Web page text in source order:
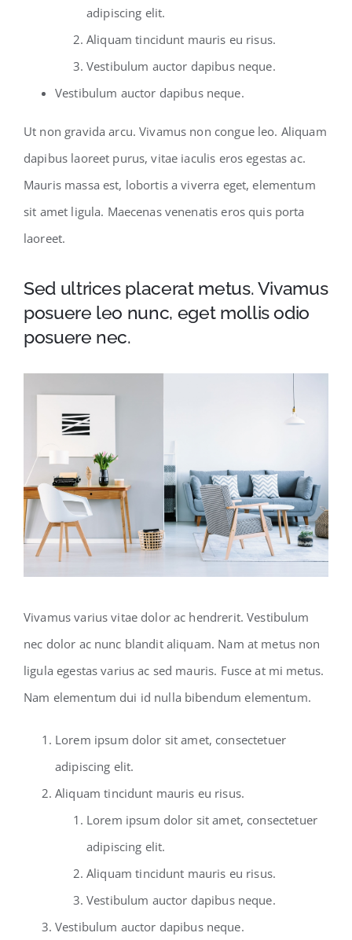
adipiscing elit.
Aliquam tincidunt mauris eu risus.
Vestibulum auctor dapibus neque.
Vestibulum auctor dapibus neque.
Ut non gravida arcu. Vivamus non congue leo. Aliquam
dapibus laoreet purus, vitae iaculis eros egestas ac.
Mauris massa est, lobortis a viverra eget, elementum
sit amet ligula. Maecenas venenatis eros quis porta
laoreet.
Sed ultrices placerat metus. Vivamus
posuere leo nunc, eget mollis odio
posuere nec.
Vivamus varius vitae dolor ac hendrerit. Vestibulum
nec dolor ac nunc blandit aliquam. Nam at metus non
ligula egestas varius ac sed mauris. Fusce at mi metus.
Nam elementum dui id nulla bibendum elementum.
Lorem ipsum dolor sit amet, consectetuer
adipiscing elit.
Aliquam tincidunt mauris eu risus.
Lorem ipsum dolor sit amet, consectetuer
adipiscing elit.
Aliquam tincidunt mauris eu risus.
Vestibulum auctor dapibus neque.
Vestibulum auctor dapibus neque.